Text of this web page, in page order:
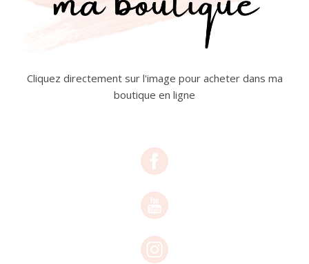
Cliquez directement sur l'image pour acheter dans ma
boutique en ligne